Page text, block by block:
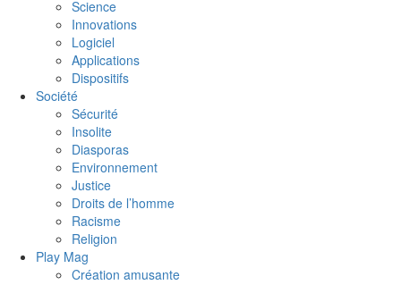
Science
Innovations
Logiciel
Applications
Dispositifs
Société
Sécurité
Insolite
Diasporas
Environnement
Justice
Droits de l’homme
Racisme
Religion
Play Mag
Création amusante